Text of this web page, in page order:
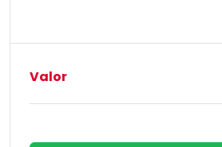
Valor